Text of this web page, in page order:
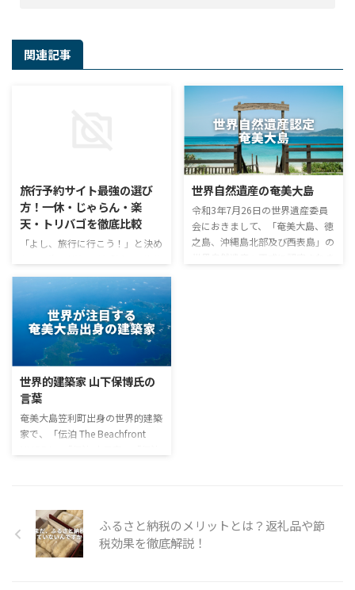
関連記事
旅行予約サイト最強の選び
方！一休・じゃらん・楽
天・トリバゴを徹底比較
「よし、旅行に行こう！」と決め
イトを使うのが一番お得なの？」
ということですよね。 高級志向
のご褒美旅、家族みんなで楽しめ
るコスパ旅、ポイントをガッツリ
貯めたい旅…。 旅行の目的によ
って、実は「最強の予約サイト」
は違ってくるんです。 そこで今回
は、私が実際に使って感じた、人
気大手3社の「本当の強み」を徹
底比較してご紹介します！ 予約
サイト選びで損をしていません
世界自然遺産の奄美大島
令和3年7月26日の世界遺産委員
会におきまして、「奄美大島、徳
之島、沖縄島北部及び西表島」の
世界的建築家 山下保博氏の
言葉
奄美大島笠利町出身の世界的建築
家で、「伝泊 The Beachfront
ある『山下保博（やました やす
ひろ）』さんの取り組み。ふるさと納税のメリットとは？返礼品や節
税効果を徹底解説！